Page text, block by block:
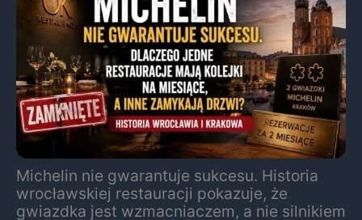
Michelin nie gwarantuje sukcesu. Historia
wrocławskiej restauracji pokazuje, że
gwiazdka jest wzmacniaczem, a nie silnikiem